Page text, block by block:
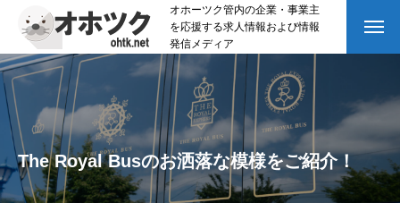
オホーツク管内の企業・事業主
を応援する求人情報および情報
発信メディア
The Royal Busのお洒落な模様をご紹介！